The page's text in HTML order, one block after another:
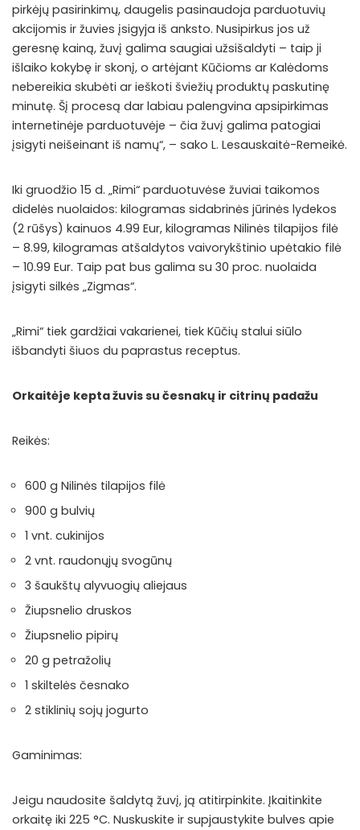
pirkėjų pasirinkimų, daugelis pasinaudoja parduotuvių
akcijomis ir žuvies įsigyja iš anksto. Nusipirkus jos už
geresnę kainą, žuvį galima saugiai užsišaldyti – taip ji
išlaiko kokybę ir skonį, o artėjant Kūčioms ar Kalėdoms
nebereikia skubėti ar ieškoti šviežių produktų paskutinę
minutę. Šį procesą dar labiau palengvina apsipirkimas
internetinėje parduotuvėje – čia žuvį galima patogiai
įsigyti neišeinant iš namų“, – sako L. Lesauskaitė-Remeikė.
Iki gruodžio 15 d. „Rimi“ parduotuvėse žuviai taikomos
didelės nuolaidos: kilogramas sidabrinės jūrinės lydekos
(2 rūšys) kainuos 4.99 Eur, kilogramas Nilinės tilapijos filė
– 8.99, kilogramas atšaldytos vaivorykštinio upėtakio filė
– 10.99 Eur. Taip pat bus galima su 30 proc. nuolaida
įsigyti silkės „Zigmas“.
„Rimi“ tiek gardžiai vakarienei, tiek Kūčių stalui siūlo
išbandyti šiuos du paprastus receptus.
Orkaitėje kepta žuvis su česnakų ir citrinų padažu
Reikės:
600 g Nilinės tilapijos filė
900 g bulvių
1 vnt. cukinijos
2 vnt. raudonųjų svogūnų
3 šaukštų alyvuogių aliejaus
Žiupsnelio druskos
Žiupsnelio pipirų
20 g petražolių
1 skiltelės česnako
2 stiklinių sojų jogurto
Gaminimas:
Jeigu naudosite šaldytą žuvį, ją atitirpinkite. Įkaitinkite
orkaitę iki 225 °C. Nuskuskite ir supjaustykite bulves apie